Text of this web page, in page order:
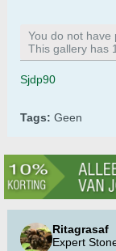
You do not have
This gallery has
Sjdp90
Tags: Geen
Ritagrasaf
Expert